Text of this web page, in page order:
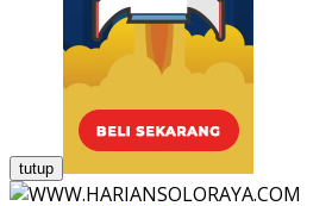
tutup